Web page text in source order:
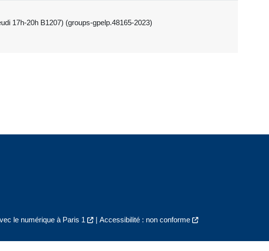
17h-20h B1207) (groups-gpelp.48165-2023)
le numérique à Paris 1 | Accessibilité : non conforme